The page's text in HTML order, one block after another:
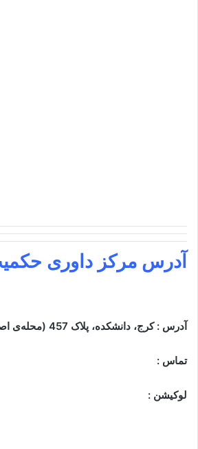
آدرس مرکز داوری
آدرس : کرج، دانشکده، پلاک 457 (محله‌ی اصفهانی ها)
تماس :
لوکیشن :